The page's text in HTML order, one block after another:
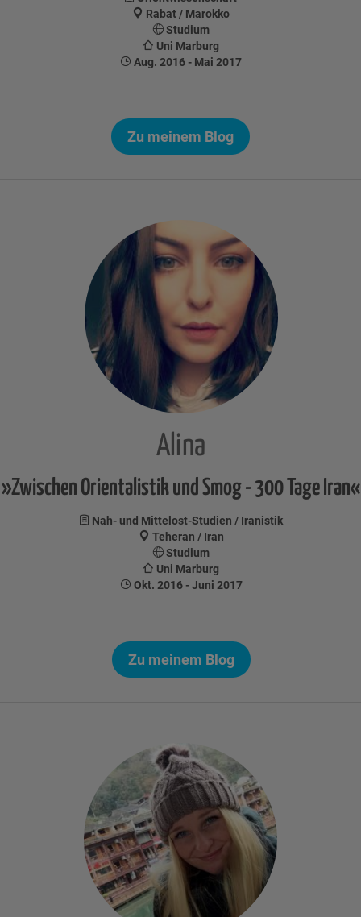
Rabat / Marokko
Studium
Uni Marburg
Aug. 2016 - Mai 2017
Zu meinem Blog
Alina
»Zwischen Orientalistik und Smog - 300 Tage Iran«
Nah- und Mittelost-Studien / Iranistik
Teheran / Iran
Studium
Uni Marburg
Okt. 2016 - Juni 2017
Zu meinem Blog